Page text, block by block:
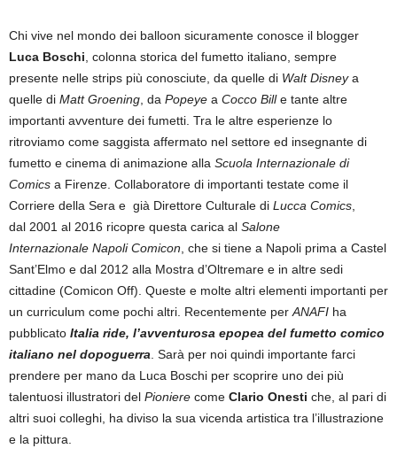
Chi vive nel mondo dei balloon sicuramente conosce il blogger
Luca Boschi , colonna storica del fumetto italiano, sempre
presente nelle strips più conosciute, da quelle di Walt Disneya
quelle di Matt Groening , da Popeye a Cocco Bille tante altre
importanti avventure dei fumetti. Tra le altre esperienze lo
ritroviamo come saggista affermato nel settore ed insegnante di
fumetto e cinema di animazione alla Scuola Internazionale di
Comics a Firenze. Collaboratore di importanti testate come il
Corriere della Sera e già Direttore Culturale di Lucca Comics
dal 2001 al 2016 ricopre questa carica al Salone
Internazionale Napoli Comicon , che si tiene a Napoli prima a Castel
Sant’Elmo e dal 2012 alla Mostra d’Oltremare e in altre sedi
cittadine (Comicon Off). Queste e molte altri elementi importanti per
un curriculum come pochi altri. Recentemente per ANAFI ha
pubblicato Italia ride, l’avventurosa epopea del fumetto comico
italiano nel dopoguerra . Sarà per noi quindi importante farci
prendere per mano da Luca Boschi per scoprire uno dei più
talentuosi illustratori del Pioniere come Clario Onesti che, al pari di
altri suoi colleghi, ha diviso la sua vicenda artistica tra l’illustrazione
e la pittura.